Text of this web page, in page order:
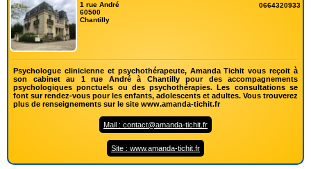
1 rue André
60500
Chantilly
0664320933
Psychologue clinicienne et psychothérapeute, Amanda Tichit vous reçoit à
son cabinet au 1 rue André à Chantilly pour des accompagnements
psychologiques ponctuels ou des psychothérapies. Les consultations se
font sur rendez-vous pour les enfants, adolescents et adultes. Vous trouverez
plus de renseignements sur le site www.amanda-tichit.fr
Mail : contact@amanda-tichit.fr
Site : www.amanda-tichit.fr